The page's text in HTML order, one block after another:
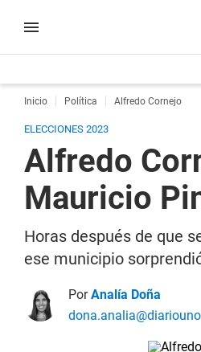
Inicio Política Alfredo Cornejo
ELECCIONES 2023
Alfredo
Mauricio
Horas después de que
ese municipio
PorAnalía Doña